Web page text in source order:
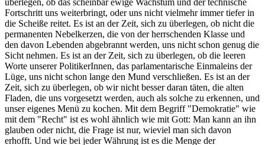
Fortschritt uns weiterbringt, oder uns nicht vielmehr immer tiefer in
die Scheiße reitet. Es ist an der Zeit, sich zu überlegen, ob nicht die
permanenten Nebelkerzen, die von der herrschenden Klasse und
den davon Lebenden abgebrannt werden, uns nicht schon genug die
Sicht nehmen. Es ist an der Zeit, sich zu überlegen, ob die leeren
Worte unserer PolitikerInnen, das parlamentarische Einmaleins der
Lüge, uns nicht schon lange den Mund verschließen. Es ist an der
Zeit, sich zu überlegen, ob wir nicht besser daran täten, die alten
Fladen, die uns vorgesetzt werden, auch als solche zu erkennen, und
unser eigenes Menü zu kochen. Mit dem Begriff "Demokratie" wie
mit dem "Recht" ist es wohl ähnlich wie mit Gott: Man kann an ihn
glauben oder nicht, die Frage ist nur, wieviel man sich davon
erhofft. Und wie bei jeder Währung ist es die Menge der